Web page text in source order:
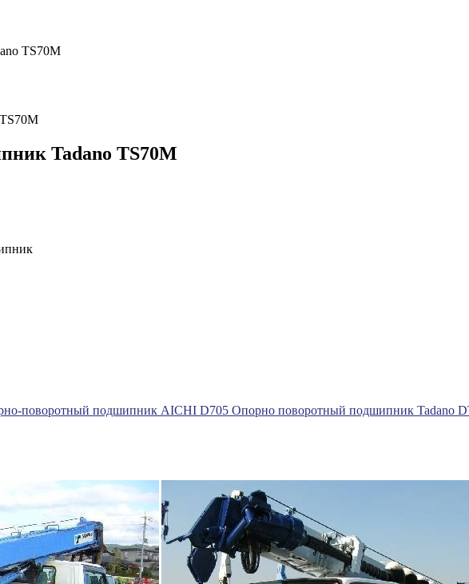
TS70M
Tadano TS70M
поворотный подшипник AICHI D705 Опорно поворотный подшипник Tadano